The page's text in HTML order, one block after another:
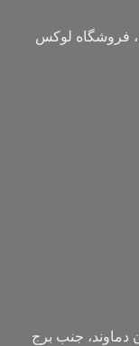
فروشگاه لوکس
دماوند، جنب برج